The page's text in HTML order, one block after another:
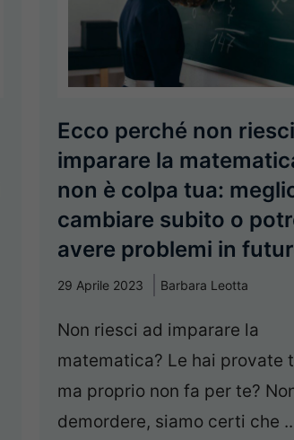
Ecco perché non
imparare la
non è colpa tua:
cambiare subito o
avere problemi in
29 Aprile 2023 Barbara Leotta
Non riesci ad imparare la
matematica? Le hai provate
ma proprio non fa per te?
demordere, siamo certi che